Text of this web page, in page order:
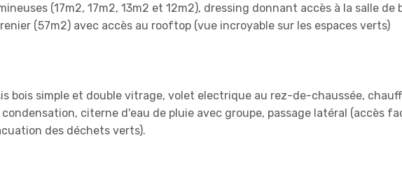
(17m2, 17m2, 13m2 et 12m2), dressing donnant accès à la salle de
(57m2) avec accès au rooftop (vue incroyable sur les espaces verts)
bois simple et double vitrage, volet electrique au rez-de-chaussée,
citerne d'eau de pluie avec groupe, passage latéral (accès
des déchets verts).